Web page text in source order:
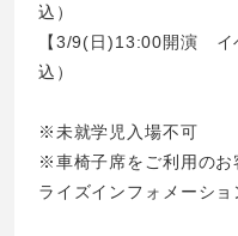
込）
【3/9(日)13:00開演
込）
※未就学児入場不可
※車椅子席をご利用のお
ライズインフォメーショ